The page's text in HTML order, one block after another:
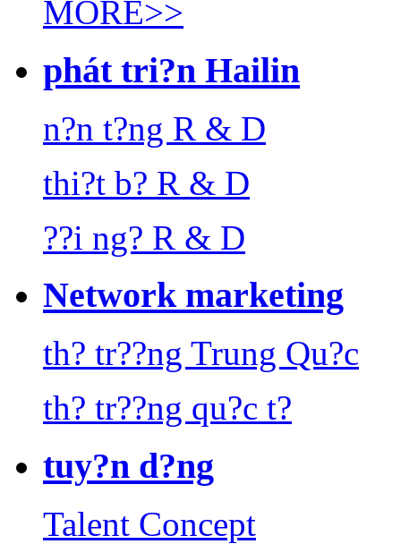
MORE>>
phát tri?n Hailin
n?n t?ng R & D
thi?t b? R & D
??i ng? R & D
Network marketing
th? tr??ng Trung Qu?c
th? tr??ng qu?c t?
tuy?n d?ng
Talent Concept